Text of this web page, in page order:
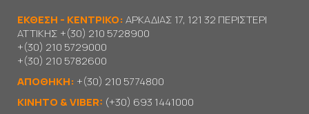
ΕΚΘΕΣΗ - ΚΕΝΤΡΙΚΟ:ΑΡΚΑΔΙΑΣ 17, 121 32 ΠΕΡΙΣΤΕΡΙ
ΑΤΤΙΚΗΣ +(30) 210 5728900
+(30) 210 5729000
+(30) 210 5782600
ΑΠΟΘΗΚΗ: +(30) 210 5774800
KΙΝΗΤΟ & VIBER: (+30) 693 1441000